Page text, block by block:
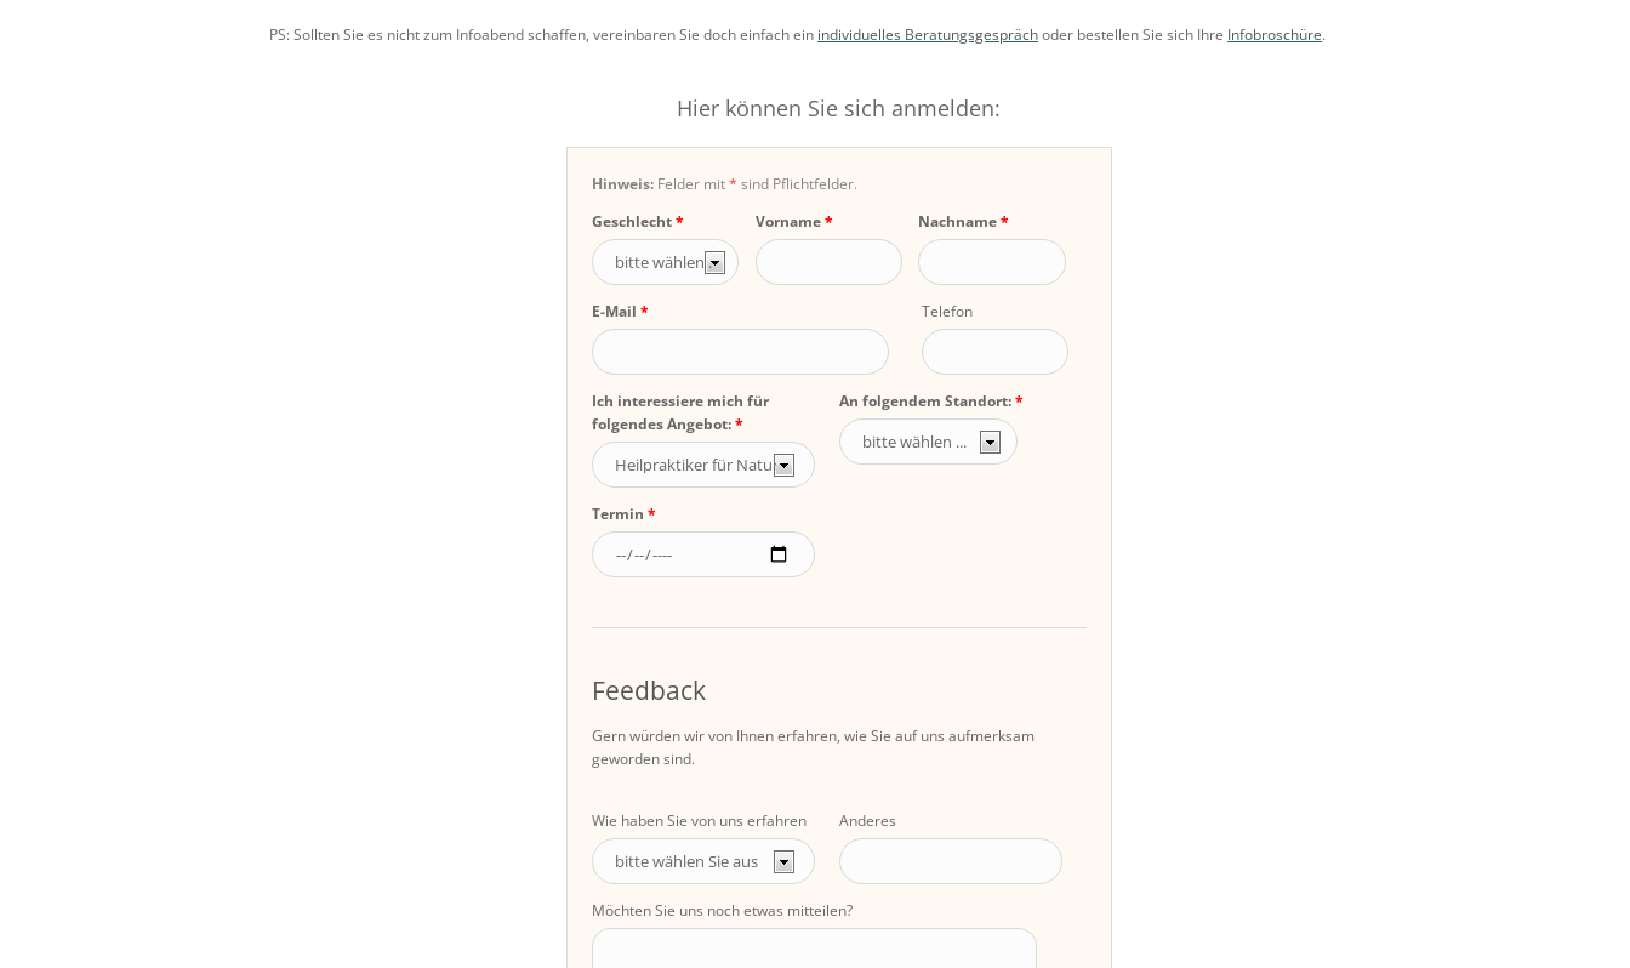
PS: Sollten Sie es nicht zum Infoabend schaffen, vereinbaren Sie doch einfach ein individuelles Beratungsgesprächoder bestellen Sie sich Ihre Infobroschüre.
Hier können Sie sich anmelden:
Hinweis:Felder mit* sind Pflichtfelder.
Geschlecht
Vorname Nachname
E-Mail Telefon
Ich interessiere mich für
folgendes Angebot:
An folgendem Standort:
Termin
Feedback
Gern würden wir von Ihnen erfahren, wie Sie auf uns aufmerksam
geworden sind.
Wie haben Sie von uns erfahren Anderes
Möchten Sie uns noch etwas mitteilen?